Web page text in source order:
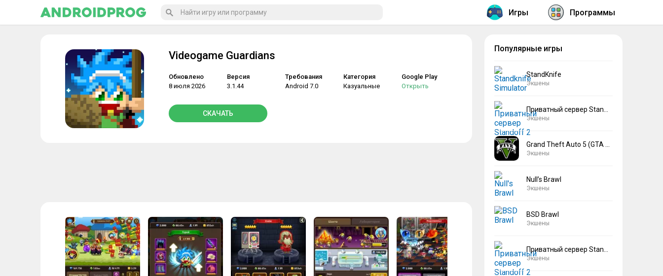
Игры Программы
Videogame Guardians
Обновлено
8 июля 2026
Версия
3.1.44
Требования
Android 7.0
Категория
Казуальные
Google Play
Открыть
СКАЧАТЬ
Популярные игры
StandKnife
Экшены
Экшены
Экшены
Null’s Brawl
Экшены
BSD Brawl
Экшены
Экшены